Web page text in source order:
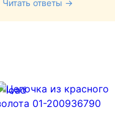
Читать ответы →